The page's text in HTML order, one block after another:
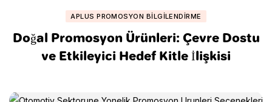
APLUS PROMOSYON BILGILENDIRME
Doğal Promosyon Ürünleri: Çevre Dostu
ve Etkileyici Hedef Kitle İlişkisi